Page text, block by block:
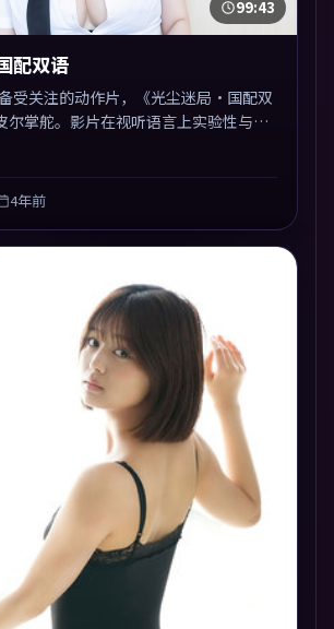
99:43
配双语
受关注的动作片，《光尘迷局·国配双
掌舵。影片在视听语言上实验性与可
关系错综复杂，后劲十足。美术与服化
4年前